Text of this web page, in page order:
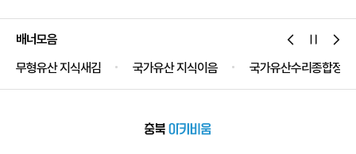
배너모음
무형유산 지식새김
국가유산 지식이음 국가유산수리종합정보